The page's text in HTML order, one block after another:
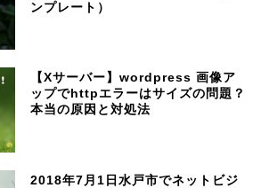
ンプレート）
【Xサーバー】wordpress 画像ア
ップでhttpエラーはサイズの問題？
本当の原因と対処法
2018年7月1日水戸市でネットビジ